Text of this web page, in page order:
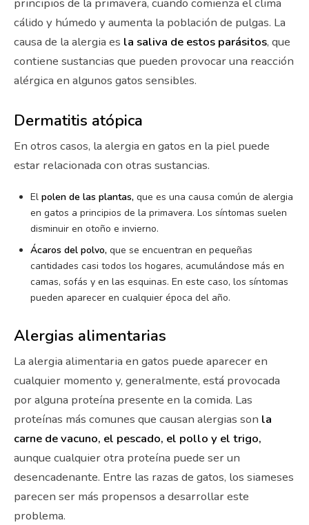
cálido y húmedo y aumenta la población de pulgas. La
causa de la alergia es la saliva de estos parásitos, que
contiene sustancias que pueden provocar una reacción
alérgica en algunos gatos sensibles.
Dermatitis atópica
En otros casos, la alergia en gatos en la piel puede
estar relacionada con otras sustancias.
El polen de las plantas, que es una causa común de alergia
en gatos a principios de la primavera. Los síntomas suelen
disminuir en otoño e invierno.
Ácaros del polvo, que se encuentran en pequeñas
cantidades casi todos los hogares, acumulándose más en
camas, sofás y en las esquinas. En este caso, los síntomas
pueden aparecer en cualquier época del año.
Alergias alimentarias
La alergia alimentaria en gatos puede aparecer en
cualquier momento y, generalmente, está provocada
por alguna proteína presente en la comida. Las
proteínas más comunes que causan alergias son la
carne de vacuno, el pescado, el pollo y el trigo,
aunque cualquier otra proteína puede ser un
desencadenante. Entre las razas de gatos, los siameses
parecen ser más propensos a desarrollar este
problema.